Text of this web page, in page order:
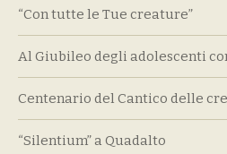
“Con tutte le Tue creature”
Al Giubileo degli adolescenti
Centenario del Cantico delle
“Silentium” a Quadalto